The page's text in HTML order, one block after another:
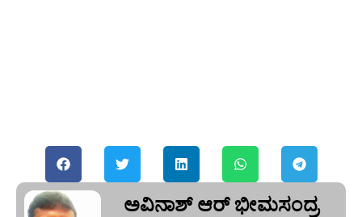
ಅವಿನಾಶ್‌ ಆರ್‌ ಭೀಮಸಂದ್ರ